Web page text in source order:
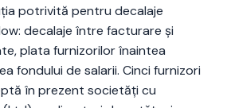
potrivită pentru decalaje
decalaje între facturare și
plata furnizorilor înaintea
fondului de salarii. Cinci furnizori
în prezent societăți cu